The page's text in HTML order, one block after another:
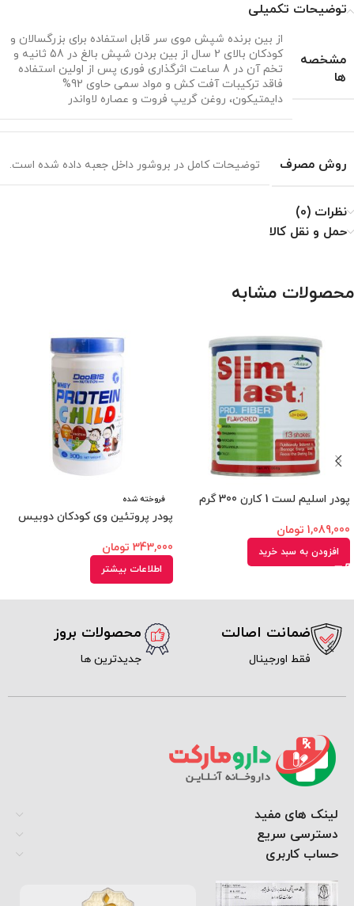
توضیحات تکمیلی
مشخصه
ها
از بین برنده شپش موی سر قابل استفاده برای بزرگسالان و
کودکان بالای 2 سال از بین بردن شپش بالغ در 58 ثانیه و
تخم آن در 8 ساعت اثرگذاری فوری پس از اولین استفاده
فاقد ترکیبات آفت کش و مواد سمی حاوی 92%
دایمتیکون، روغن گریپ فروت و عصاره لاواندر
روش مصرف توضیحات کامل در بروشور داخل جعبه داده شده است.
نظرات (0)
حمل و نقل کالا
محصولات مشابه
پودر اسلیم لست 1 کارن 300 گرم
1,089,000 تومان
افزودن به سبد خرید
فروخته شده
پودر پروتئین وی کودکان دوبیس
343,000 تومان
اطلاعات بیشتر
ضمانت اصالت
فقط اورجینال
محصولات بروز
جدیدترین ها
لینک های مفید
دسترسی سریع
حساب کاربری